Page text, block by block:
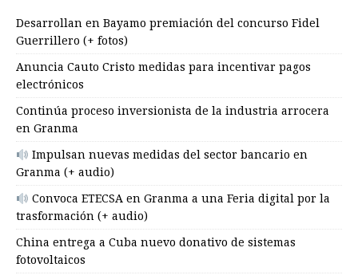
Desarrollan en Bayamo premiación del concurso Fidel
Guerrillero (+ fotos)
Anuncia Cauto Cristo medidas para incentivar pagos
electrónicos
Continúa proceso inversionista de la industria arrocera
en Granma
Impulsan nuevas medidas del sector bancario en
Granma (+ audio)
Convoca ETECSA en Granma a una Feria digital por la
trasformación (+ audio)
China entrega a Cuba nuevo donativo de sistemas
fotovoltaicos